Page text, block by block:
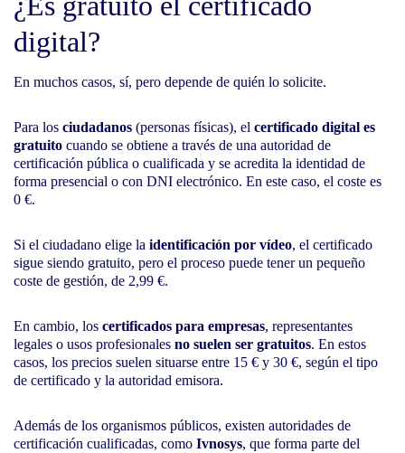
digital?
En muchos casos, sí, pero depende de quién lo solicite.
Para los ciudadanos (personas físicas), el certificado digital es
gratuito cuando se obtiene a través de una autoridad de
certificación pública o cualificada y se acredita la identidad de
forma presencial o con DNI electrónico. En este caso, el coste es
0 €.
Si el ciudadano elige la identificación por vídeo, el certificado
sigue siendo gratuito, pero el proceso puede tener un pequeño
coste de gestión, de 2,99 €.
En cambio, los certificados para empresas, representantes
legales o usos profesionales no suelen ser gratuitos. En estos
casos, los precios suelen situarse entre 15 € y 30 €, según el tipo
de certificado y la autoridad emisora.
Además de los organismos públicos, existen autoridades de
certificación cualificadas, como Ivnosys, que forma parte del